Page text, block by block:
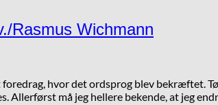
Rasmus Wichmann
hvor det ordsprog blev bekræftet.
Allerførst må jeg hellere bekende, at jeg